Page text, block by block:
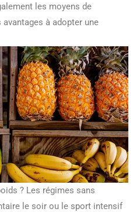
les moyens de
à adopter une
? Les régimes sans
le soir ou le sport intensif